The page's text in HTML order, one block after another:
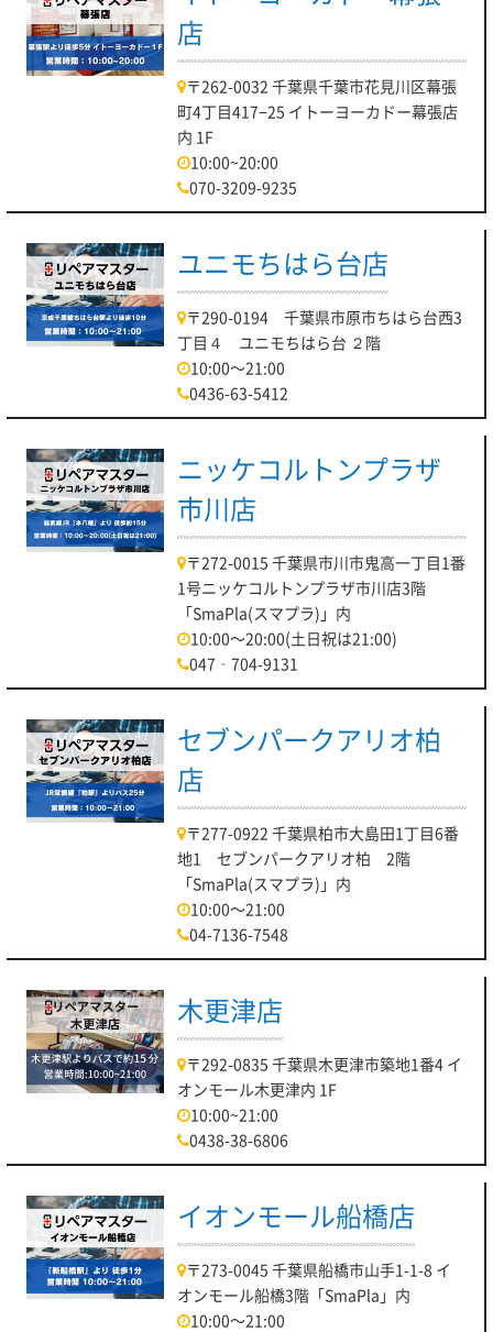
店
〒262-0032 千葉県千葉市花見川区幕張
町4丁目417−25 イトーヨーカドー幕張店
内 1F
10:00~20:00
070-3209-9235
ユニモちはら台店
〒290-0194 千葉県市原市ちはら台西3
丁目４ ユニモちはら台 ２階
10:00～21:00
0436-63-5412
ニッケコルトンプラザ
市川店
〒272-0015 千葉県市川市鬼高一丁目1番
1号ニッケコルトンプラザ市川店3階
「SmaPla(スマプラ)」内
10:00～20:00(土日祝は21:00)
047‐704-9131
セブンパークアリオ柏
店
〒277-0922 千葉県柏市大島田1丁目6番
地1 セブンパークアリオ柏 2階
「SmaPla(スマプラ)」内
10:00～21:00
04-7136-7548
木更津店
〒292-0835 千葉県木更津市築地1番4 イ
オンモール木更津内 1F
10:00~21:00
0438-38-6806
イオンモール船橋店
〒273-0045 千葉県船橋市山手1-1-8 イ
オンモール船橋3階「SmaPla」内
10:00～21:00